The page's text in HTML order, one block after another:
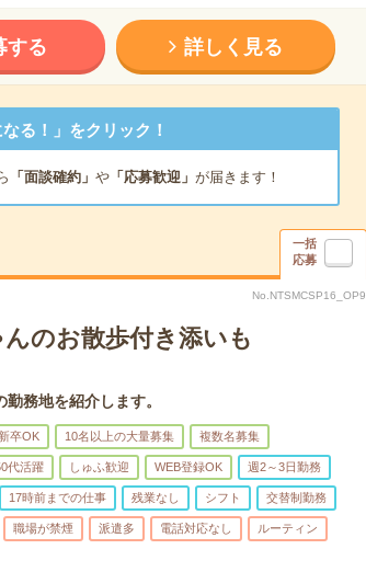
する 詳しく見る
る！」をクリック！
「面談確約」 や「応募歓迎」 が届きます！
一括
応募
No.NTSMCSP16_OP9
のお散歩付き添いも
務地を紹介します。
卒OK 10名以上の大量募集 複数名募集
代活躍 しゅふ歓迎 WEB登録OK 週2～3日勤務
17時前までの仕事 残業なし シフト 交替制勤務
職場が禁煙 派遣多 電話対応なし ルーティン